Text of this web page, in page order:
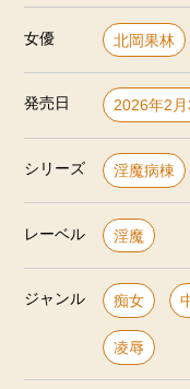
女優 北岡果林
発売日 2026年2月
シリーズ 淫魔病棟
レーベル 淫魔
ジャンル 痴女
凌辱